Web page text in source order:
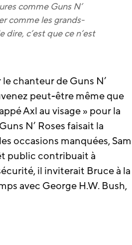
comme Guns N’
comme les grands-
c’est que ce n’est
chanteur de Guns N’
peut-être même que
Axl au visage » pour la
N’ Roses faisait la
occasions manquées, Sam
public contribuait à
il inviterait Bruce à la
avec George H.W. Bush,